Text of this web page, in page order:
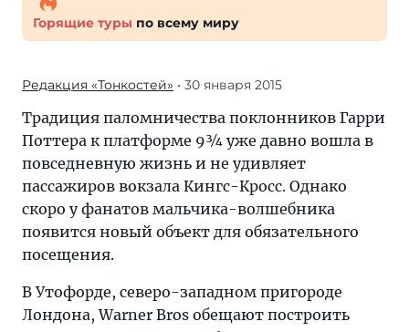
Горящие туры по всему миру
Редакция «Тонкостей» • 30 января 2015
Традиция паломничества поклонников Гарри
Поттера к платформе 9¾ уже давно вошла в
повседневную жизнь и не удивляет
пассажиров вокзала Кингс-Кросс. Однако
скоро у фанатов мальчика-волшебника
появится новый объект для обязательного
посещения.
В Утофорде, северо-западном пригороде
Лондона, Warner Bros обещают построить